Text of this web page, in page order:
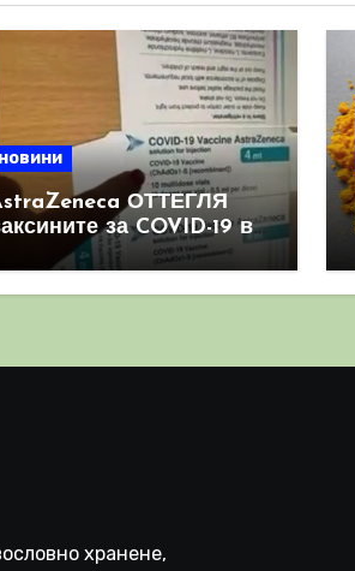
новини
ОТТЕГЛЯ
за COVID-19 в
световен мащаб, след
призна, че те
хранене,